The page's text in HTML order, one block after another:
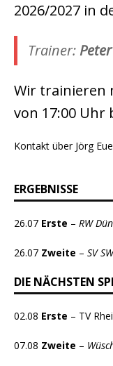
2026/2027 in
Trainer:
Wir trainieren
von 17:00 Uhr
Kontakt über Jörg
ERGEBNISSE
26.07 Erste – RW
26.07 Zweite – SV
DIE NÄCHSTEN
02.08 Erste – TV
07.08 Zweite –